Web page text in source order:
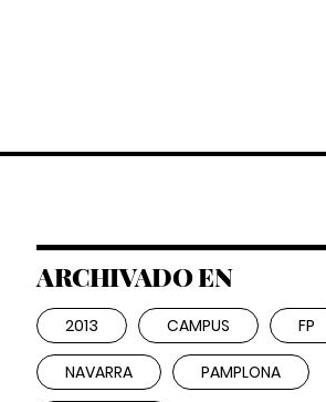
ARCHIVADO EN
2013 CAMPUS FP
NAVARRA PAMPLONA